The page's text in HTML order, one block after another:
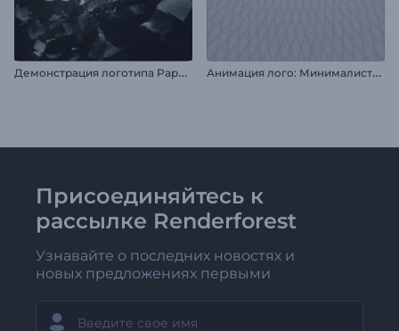
Д
емонстрация логотипа Paper Storm А
нимация лого: Минималистичная кнопка
Присоединяйтесь к
рассылке Renderforest
Узнавайте о последних новостях и
новых предложениях первыми